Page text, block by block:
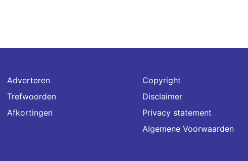
Adverteren
Trefwoorden
Afkortingen
Copyright
Disclaimer
Privacy statement
Algemene Voorwaarden